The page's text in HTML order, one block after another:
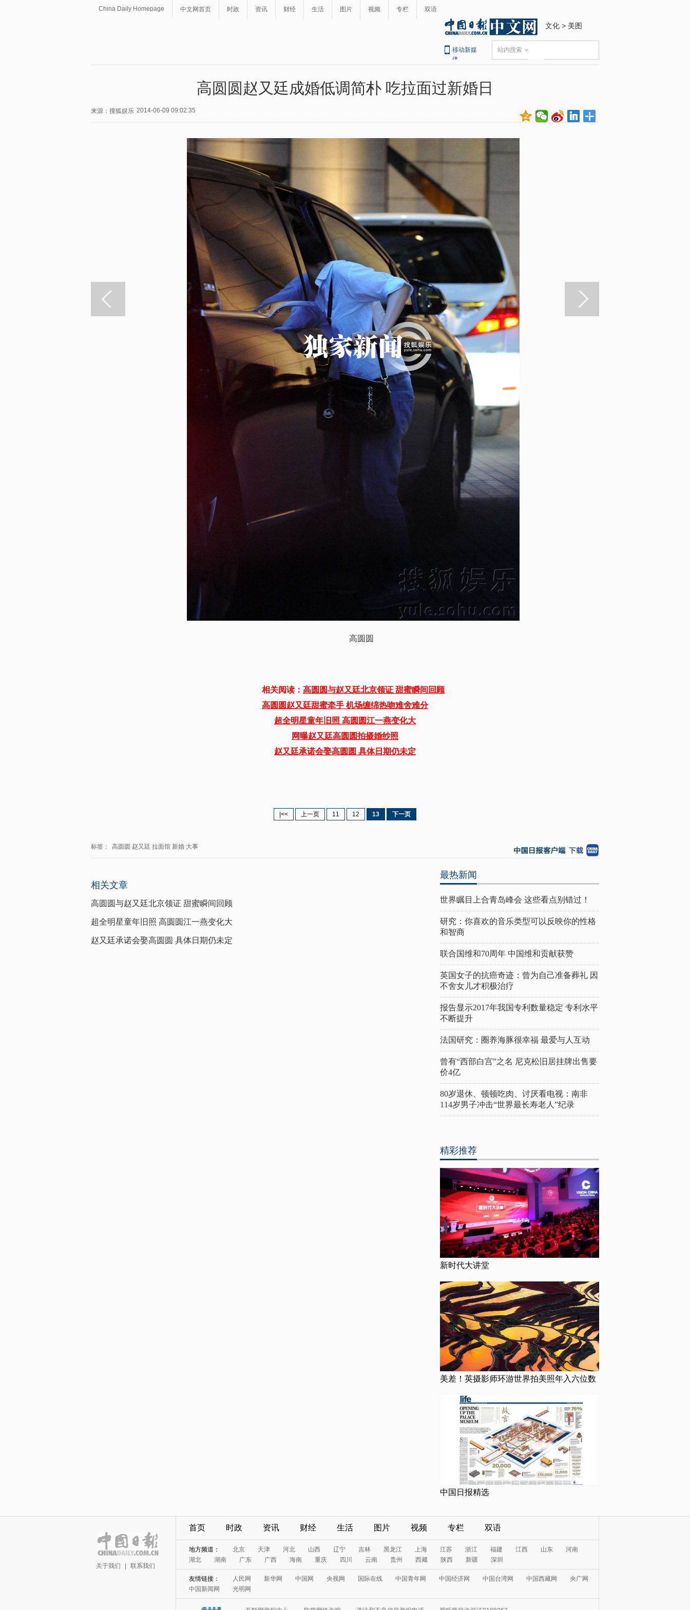
China Daily Homepage 中文网首页 时政 资讯 财经 生活 图片 视频 专栏 双语
文化 > 美图
移动新媒
体
站内搜索
高圆圆赵又廷成婚低调简朴 吃拉面过新婚日
来源：搜狐娱乐 2014-06-09 09:02:35
高圆圆
相关阅读： 高圆圆与赵又廷北京领证 甜蜜瞬间回顾
高圆圆赵又廷甜蜜牵手 机场缠绵热吻难舍难分
超全明星童年旧照 高圆圆江一燕变化大
网曝赵又廷高圆圆拍摄婚纱照
赵又廷承诺会娶高圆圆 具体日期仍未定
|<< 上一页 11 12 13 下一页
标签： 高圆圆 赵又廷 拉面馆 新婚 大事
相关文章
高圆圆与赵又廷北京领证 甜蜜瞬间回顾
超全明星童年旧照 高圆圆江一燕变化大
赵又廷承诺会娶高圆圆 具体日期仍未定
最热新闻
世界瞩目上合青岛峰会 这些看点别错过！
研究：你喜欢的音乐类型可以反映你的性格
和智商
联合国维和70周年 中国维和贡献获赞
英国女子的抗癌奇迹：曾为自己准备葬礼 因
不舍女儿才积极治疗
报告显示2017年我国专利数量稳定 专利水平
不断提升
法国研究：圈养海豚很幸福 最爱与人互动
曾有“西部白宫”之名 尼克松旧居挂牌出售要
价4亿
80岁退休、顿顿吃肉、讨厌看电视：南非
114岁男子冲击“世界最长寿老人”纪录
精彩推荐
新时代大讲堂
美差！英摄影师环游世界拍美照年入六位数
中国日报精选
关于我们 联系我们
首页 时政 资讯 财经 生活 图片 视频 专栏 双语
地方频道： 北京 天津 河北 山西 辽宁 吉林 黑龙江 上海 江苏 浙江 福建 江西 山东
河南
湖北
湖南 广东 广西 海南 重庆 四川 云南 贵州 西藏 陕西 新疆 深圳
友情链接： 人民网 新华网 中国网 央视网 国际在线 中国青年网 中国经济网 中国台湾网 中国西藏网
央广网
中国新闻网
光明网